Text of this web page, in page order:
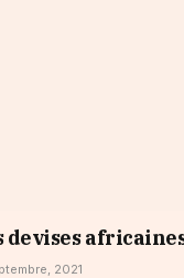
devises
2021